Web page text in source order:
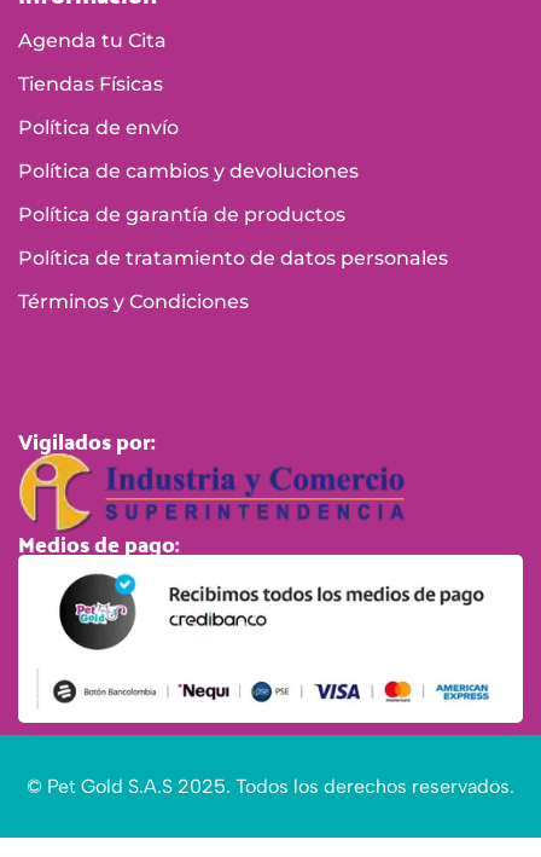
Agenda tu Cita
Tiendas Físicas
Política de envío
Política de cambios y devoluciones
Política de garantía de productos
Política de tratamiento de datos personales
Términos y Condiciones
Vigilados por:
Medios de pago:
© Pet Gold S.A.S 2025. Todos los derechos reservados.